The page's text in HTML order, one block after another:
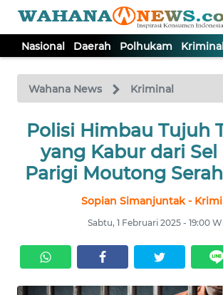
Nasional Daerah Polhukam Kriminal
Wahana News Kriminal
Polisi Himbau Tujuh
yang Kabur dari Sel
Parigi Moutong
Sopian Simanjuntak -
Sabtu, 1 Februari 2025 - 19:00
TV
Tutup
NASIONAL
DAERAH
KRIMINAL
EKUIN